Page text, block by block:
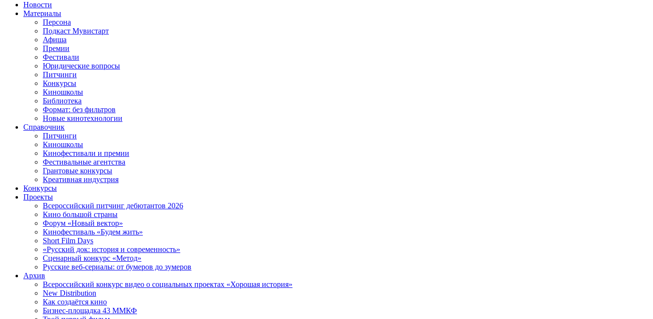
Новости
Материалы
Персона
Подкаст Мувистарт
Афиша
Премии
Фестивали
Юридические вопросы
Питчинги
Конкурсы
Киношколы
Библиотека
Формат: без фильтров
Новые кинотехнологии
Справочник
Питчинги
Киношколы
Кинофестивали и премии
Фестивальные агентства
Грантовые конкурсы
Креативная индустрия
Конкурсы
Проекты
Всероссийский питчинг дебютантов 2026
Кино большой страны
Форум «Новый вектор»
Кинофестиваль «Будем жить»
Short Film Days
«Русский док: история и современность»
Сценарный конкурс «Метод»
Русские веб-сериалы: от бумеров до зумеров
Архив
Всероссийский конкурс видео о социальных проектах «Хорошая история»
New Distribution
Как создаётся кино
Бизнес-площадка 43 ММКФ